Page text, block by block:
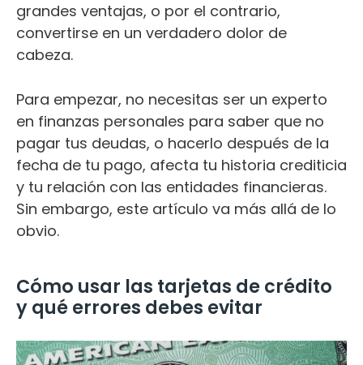
grandes ventajas, o por el contrario,
convertirse en un verdadero dolor de
cabeza.
Para empezar, no necesitas ser un experto
en finanzas personales para saber que no
pagar tus deudas, o hacerlo después de la
fecha de tu pago, afecta tu historia crediticia
y tu relación con las entidades financieras.
Sin embargo, este artículo va más allá de lo
obvio.
Cómo usar las tarjetas de crédito
y qué errores debes evitar